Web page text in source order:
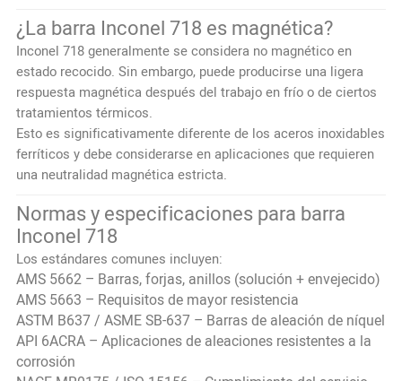
¿La barra Inconel 718 es magnética?
Inconel 718 generalmente se considera no magnético en
estado recocido. Sin embargo, puede producirse una ligera
respuesta magnética después del trabajo en frío o de ciertos
tratamientos térmicos.
Esto es significativamente diferente de los aceros inoxidables
ferríticos y debe considerarse en aplicaciones que requieren
una neutralidad magnética estricta.
Normas y especificaciones para barra
Inconel 718
Los estándares comunes incluyen:
AMS 5662 – Barras, forjas, anillos (solución + envejecido)
AMS 5663 – Requisitos de mayor resistencia
ASTM B637 / ASME SB-637 – Barras de aleación de níquel
API 6ACRA – Aplicaciones de aleaciones resistentes a la
corrosión